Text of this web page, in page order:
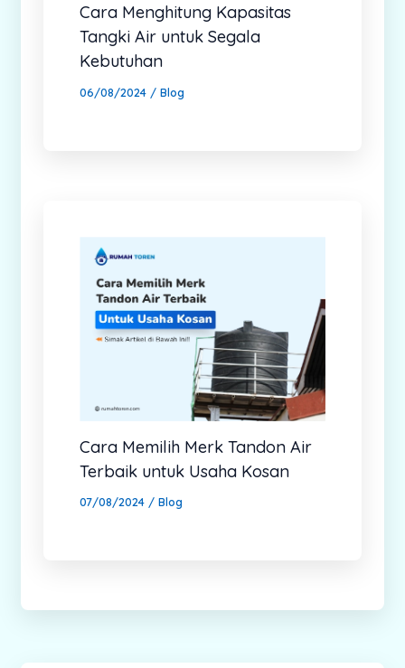
Cara Menghitung Kapasitas
Tangki Air untuk Segala
Kebutuhan
06/08/2024 / Blog
Cara Memilih Merk Tandon Air
Terbaik untuk Usaha Kosan
07/08/2024 / Blog